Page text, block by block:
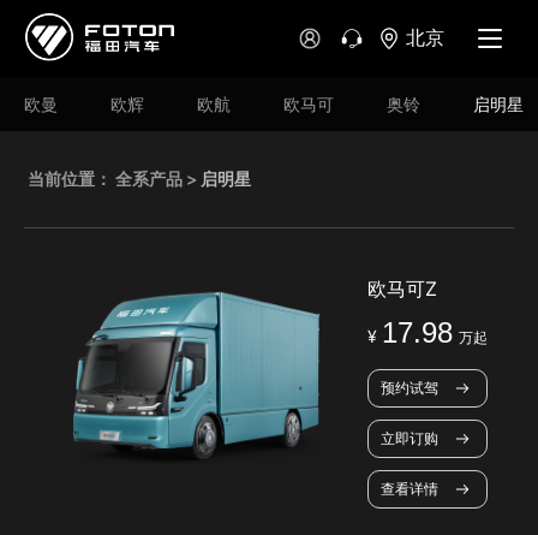
北京
欧曼 欧辉 欧航 欧马可 奥铃 启明星
当前位置： 全系产品 > 启明星
欧马可Z
¥ 17.98 万起
预约试驾
立即订购
查看详情